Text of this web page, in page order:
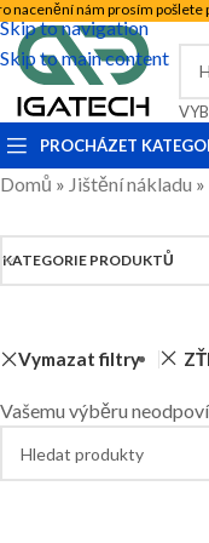
Skip to navigation
Skip to main content
nacenění nám prosím pošlete
PROCHÁZET
Domů » Jištění nákladu »
KATEGORIE PRODUKTŮ
Vymazat filtry
Vašemu výběru